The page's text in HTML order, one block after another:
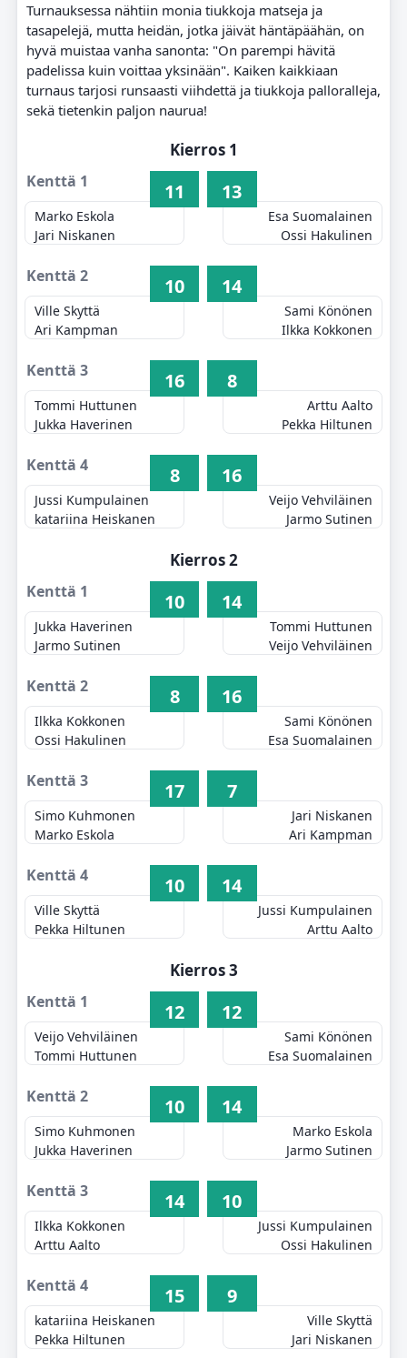
Turnauksessa nähtiin monia tiukkoja matseja ja
tasapelejä, mutta heidän, jotka jäivät häntäpäähän, on
hyvä muistaa vanha sanonta: "On parempi hävitä
padelissa kuin voittaa yksinään". Kaiken kaikkiaan
turnaus tarjosi runsaasti viihdettä ja tiukkoja palloralleja,
sekä tietenkin paljon naurua!
Kierros 1
Kenttä 1
Marko Eskola
Jari Niskanen
11 13
Esa Suomalainen
Ossi Hakulinen
Kenttä 2
Ville Skyttä
Ari Kampman
10 14
Sami Könönen
Ilkka Kokkonen
Kenttä 3
Tommi Huttunen
Jukka Haverinen
16 8
Arttu Aalto
Pekka Hiltunen
Kenttä 4
Jussi Kumpulainen
katariina Heiskanen
8 16
Veijo Vehviläinen
Jarmo Sutinen
Kierros 2
Kenttä 1
Jukka Haverinen
Jarmo Sutinen
10 14
Tommi Huttunen
Veijo Vehviläinen
Kenttä 2
Ilkka Kokkonen
Ossi Hakulinen
8 16
Sami Könönen
Esa Suomalainen
Kenttä 3
Simo Kuhmonen
Marko Eskola
17 7
Jari Niskanen
Ari Kampman
Kenttä 4
Ville Skyttä
Pekka Hiltunen
10 14
Jussi Kumpulainen
Arttu Aalto
Kierros 3
Kenttä 1
Veijo Vehviläinen
Tommi Huttunen
12 12
Sami Könönen
Esa Suomalainen
Kenttä 2
Simo Kuhmonen
Jukka Haverinen
10 14
Marko Eskola
Jarmo Sutinen
Kenttä 3
Ilkka Kokkonen
Arttu Aalto
14 10
Jussi Kumpulainen
Ossi Hakulinen
Kenttä 4
katariina Heiskanen
Pekka Hiltunen
15 9
Ville Skyttä
Jari Niskanen